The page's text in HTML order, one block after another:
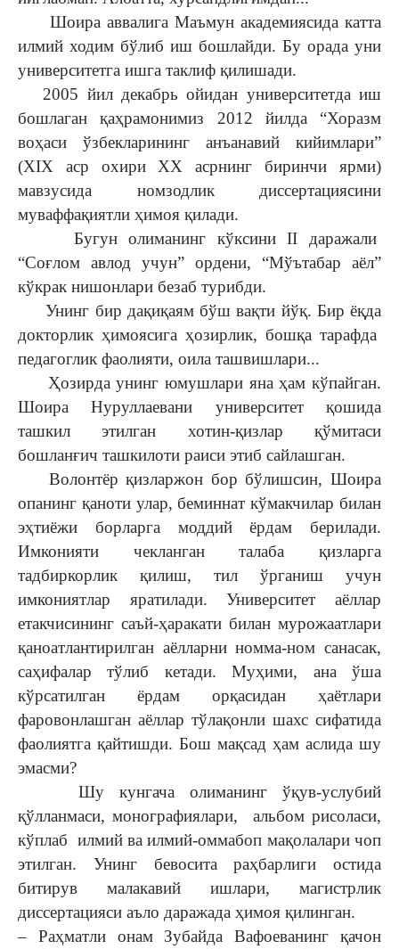
Шоира аввалига Маъмун академиясида катта
илмий ходим бўлиб иш бошлайди. Бу орада уни
университетга ишга таклиф қилишади.
2005 йил декабрь ойидан университетда иш
бошлаган қаҳрамонимиз 2012 йилда “Хоразм
воҳаси ўзбекларининг анъанавий кийимлари”
(XIX аср охири XX асрнинг биринчи ярми)
мавзусида номзодлик диссертациясини
муваффақиятли ҳимоя қилади.
Бугун олиманинг кўксини II даражали
“Соғлом авлод учун” ордени, “Мўътабар аёл”
кўкрак нишонлари безаб турибди.
Унинг бир дақиқаям бўш вақти йўқ. Бир ёқда
докторлик ҳимоясига ҳозирлик, бошқа тарафда
педагоглик фаолияти, оила ташвишлари...
Ҳозирда унинг юмушлари яна ҳам кўпайган.
Шоира Нуруллаевани университет қошида
ташкил этилган хотин-қизлар қўмитаси
бошланғич ташкилоти раиси этиб сайлашган.
Волонтёр қизларжон бор бўлишсин, Шоира
опанинг қаноти улар, беминнат кўмакчилар билан
эҳтиёжи борларга моддий ёрдам берилади.
Имконияти чекланган талаба қизларга
тадбиркорлик қилиш, тил ўрганиш учун
имкониятлар яратилади. Университет аёллар
етакчисининг саъй-ҳаракати билан мурожаатлари
қаноатлантирилган аёлларни номма-ном санасак,
саҳифалар тўлиб кетади. Муҳими, ана ўша
кўрсатилган ёрдам орқасидан ҳаётлари
фаровонлашган аёллар тўлақонли шахс сифатида
фаолиятга қайтишди. Бош мақсад ҳам аслида шу
эмасми?
Шу кунгача олиманинг ўқув-услубий
қўлланмаси, монографиялари, альбом рисоласи,
кўплаб илмий ва илмий-оммабоп мақолалари чоп
этилган. Унинг бевосита раҳбарлиги остида
битирув малакавий ишлари, магистрлик
диссертацияси аъло даражада ҳимоя қилинган.
– Раҳматли онам Зубайда Вафоеванинг қачон